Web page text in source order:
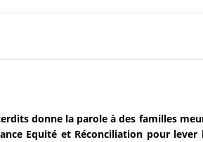
donne la parole à des familles
Equité et Réconciliation pour